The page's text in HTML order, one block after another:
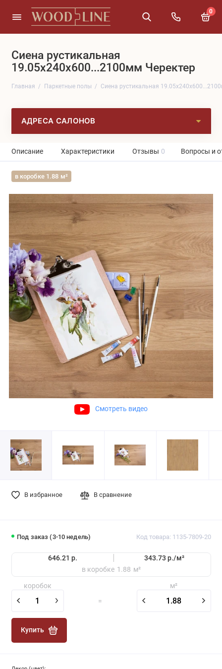
0
Сиена рустикальная
19.05x240x600...2100мм Черектер
Главная Паркетные полы Сиена рустикальная
АДРЕСА САЛОНОВ
Описание Характеристики Отзывы 0 Вопросы и
в коробке 1.88 м²
Смотреть видео
Под заказ (3-10 недель) Код товара: 1135-7809-20
646.21 р. 343.73 р./м²
в коробке 1.88 м²
коробок
=
м²
Купить
В избранное В сравнение